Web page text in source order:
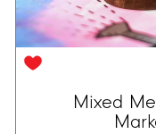
Mixed